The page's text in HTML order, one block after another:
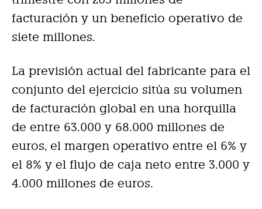
facturación y un beneficio operativo de
siete millones.
La previsión actual del fabricante para el
conjunto del ejercicio sitúa su volumen
de facturación global en una horquilla
de entre 63.000 y 68.000 millones de
euros, el margen operativo entre el 6% y
el 8% y el flujo de caja neto entre 3.000 y
4.000 millones de euros.